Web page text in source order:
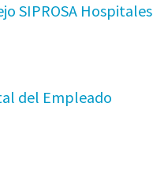
SIPROSA Hospitales
del Empleado